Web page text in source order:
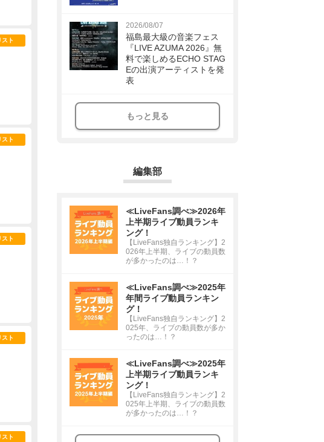
ト
ト
ト
ト
ト
2026/08/07
福島最大級の音楽フェス
『LIVE AZUMA 2026』無
料で楽しめるECHO STAG
Eの出演アーティストを発
表
もっと見る
編集部
≪LiveFans調べ≫2026年
上半期ライブ動員ランキ
ング！
【LiveFans独自ランキング】2
026年上半期、ライブの動員数
が多かったのは…！？
≪LiveFans調べ≫2025年
年間ライブ動員ランキン
グ！
【LiveFans独自ランキング】2
025年、ライブの動員数が多か
ったのは…！？
≪LiveFans調べ≫2025年
上半期ライブ動員ランキ
ング！
【LiveFans独自ランキング】2
025年上半期、ライブの動員数
が多かったのは…！？